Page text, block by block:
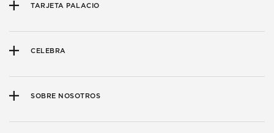
TARJETA PALACIO
CELEBRA
SOBRE NOSOTROS